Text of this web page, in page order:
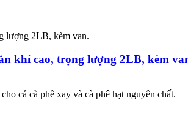
khí cao, trọng lượng 2LB, kèm
cả cà phê xay và cà phê hạt nguyên chất.